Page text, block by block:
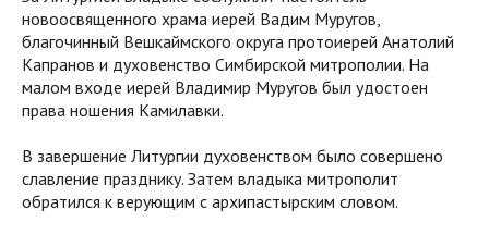
новоосвященного храма иерей Вадим Муругов,
благочинный Вешкаймского округа протоиерей Анатолий
Капранов и духовенство Симбирской митрополии. На
малом входе иерей Владимир Муругов был удостоен
права ношения Камилавки.
В завершение Литургии духовенством было совершено
славление празднику. Затем владыка митрополит
обратился к верующим с архипастырским словом.